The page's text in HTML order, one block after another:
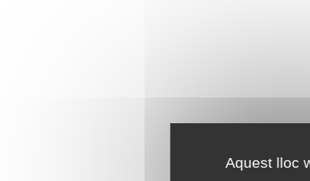
Aquest lloc